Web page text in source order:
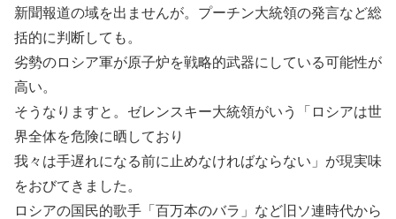
新聞報道の域を出ませんが。プーチン大統領の発言など総
括的に判断しても。
劣勢のロシア軍が原子炉を戦略的武器にしている可能性が
高い。
そうなりますと。ゼレンスキー大統領がいう「ロシアは世
界全体を危険に晒しており
我々は手遅れになる前に止めなければならない」が現実味
をおびてきました。
ロシアの国民的歌手「百万本のバラ」など旧ソ連時代から